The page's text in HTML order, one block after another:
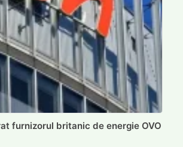
furnizorul britanic de energie OVO